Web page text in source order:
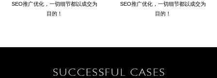
SEO推广优化，一切细节都以成交为
目的！
SEO推广优化，一切细节都以成交为
目的！